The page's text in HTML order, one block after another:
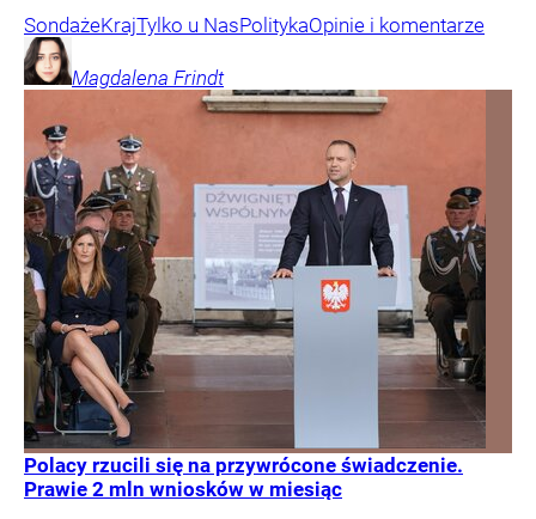
SondażeKrajTylko u NasPolitykaOpinie i komentarze
Magdalena Frindt
Polacy rzucili się na przywrócone świadczenie.
Prawie 2 mln wniosków w miesiąc